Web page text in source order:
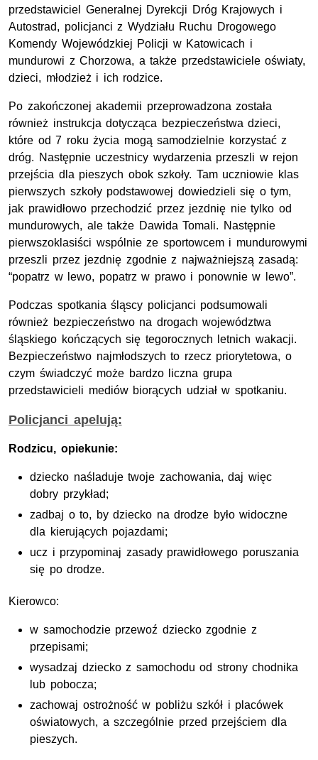
przedstawiciel Generalnej Dyrekcji Dróg Krajowych i
Autostrad, policjanci z Wydziału Ruchu Drogowego
Komendy Wojewódzkiej Policji w Katowicach i
mundurowi z Chorzowa, a także przedstawiciele oświaty,
dzieci, młodzież i ich rodzice.
Po zakończonej akademii przeprowadzona została
również instrukcja dotycząca bezpieczeństwa dzieci,
które od 7 roku życia mogą samodzielnie korzystać z
dróg. Następnie uczestnicy wydarzenia przeszli w rejon
przejścia dla pieszych obok szkoły. Tam uczniowie klas
pierwszych szkoły podstawowej dowiedzieli się o tym,
jak prawidłowo przechodzić przez jezdnię nie tylko od
mundurowych, ale także Dawida Tomali. Następnie
pierwszoklasiści wspólnie ze sportowcem i mundurowymi
przeszli przez jezdnię zgodnie z najważniejszą zasadą:
“popatrz w lewo, popatrz w prawo i ponownie w lewo”.
Podczas spotkania śląscy policjanci podsumowali
również bezpieczeństwo na drogach województwa
śląskiego kończących się tegorocznych letnich wakacji.
Bezpieczeństwo najmłodszych to rzecz priorytetowa, o
czym świadczyć może bardzo liczna grupa
przedstawicieli mediów biorących udział w spotkaniu.
Policjanci apelują:
Rodzicu, opiekunie:
dziecko naśladuje twoje zachowania, daj więc
dobry przykład;
zadbaj o to, by dziecko na drodze było widoczne
dla kierujących pojazdami;
ucz i przypominaj zasady prawidłowego poruszania
się po drodze.
Kierowco:
w samochodzie przewoź dziecko zgodnie z
przepisami;
wysadzaj dziecko z samochodu od strony chodnika
lub pobocza;
zachowaj ostrożność w pobliżu szkół i placówek
oświatowych, a szczególnie przed przejściem dla
pieszych.